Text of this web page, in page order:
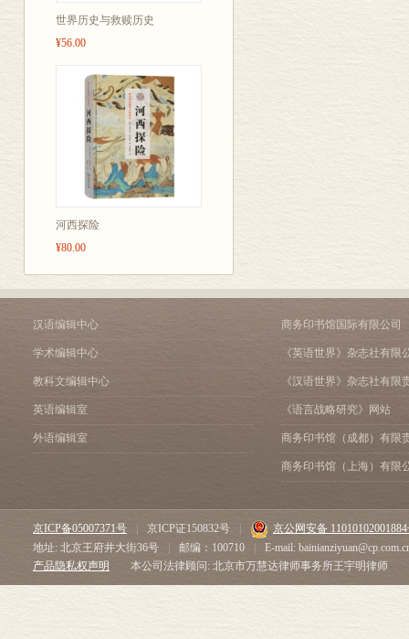
世界历史与救赎历史
¥56.00
河西探险
¥80.00
汉语编辑中心
学术编辑中心
教科文编辑中心
英语编辑室
外语编辑室
商务印书馆国际有限公司
《英语世界》杂志社有限
《汉语世界》杂志社有限
《语言战略研究》网站
商务印书馆（成都）有限
商务印书馆（上海）有限
京ICP备05007371号 京ICP证150832号
京公网安备
地址: 北京王府井大街36号
邮编：100710
E-mail:
产品隐私权声明
本公司法律顾问: 北京市万慧达律师事务所王宇明律师